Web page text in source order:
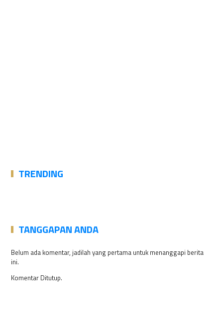
TRENDING
TANGGAPAN ANDA
Belum ada komentar, jadilah yang pertama untuk menanggapi berita
ini.
Komentar Ditutup.